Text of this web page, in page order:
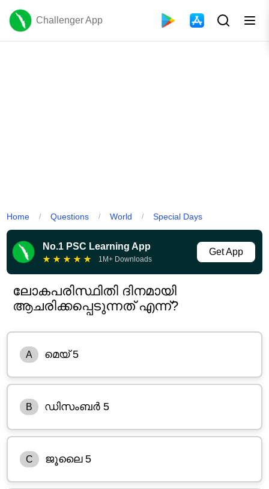
Challenger App
Home / Questions / World / Special Days
No.1 PSC Learning App
★ ★ ★ ★ ★ 1M+ Downloads
Get App
ലോകപരിസ്ഥിതി ദിനമായി
ആചരിക്കപ്പെടുന്നത് എന്ന്?
A മെയ് 5
B ഡിസംബർ 5
C ജൂലൈ 5